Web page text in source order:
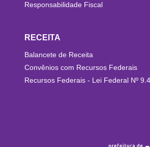
Responsabilidade Fiscal
RECEITA
Balancete de Receita
Convênios com Recursos Federais
Recursos Federais - Lei Federal Nº